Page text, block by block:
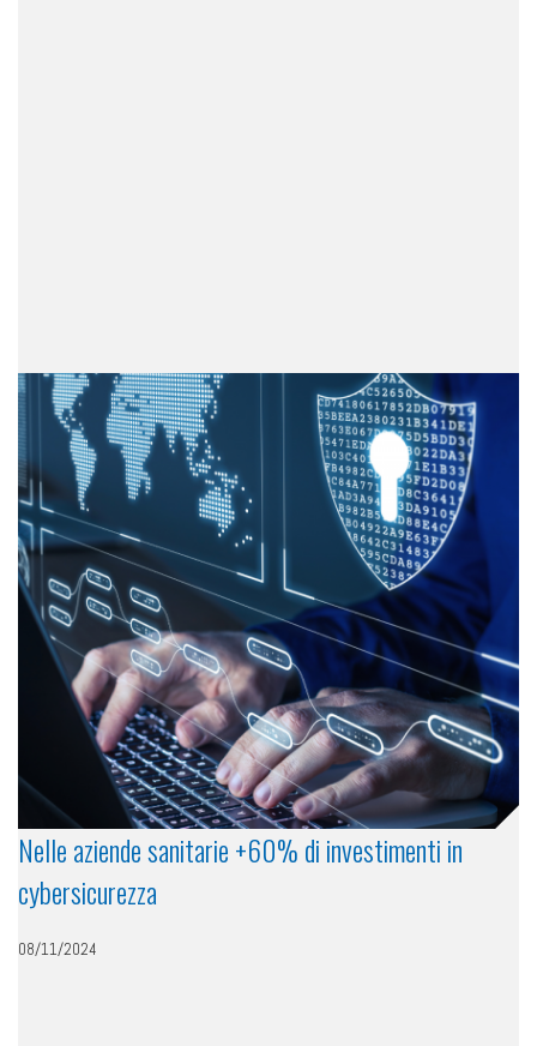
Nelle aziende sanitarie +60% di investimenti in
cybersicurezza
08/11/2024